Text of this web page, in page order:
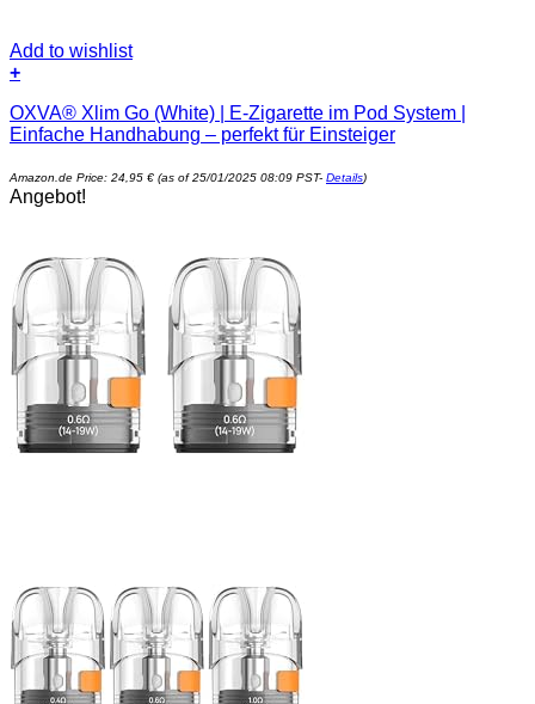
Add to wishlist
+
OXVA® Xlim Go (White) | E-Zigarette im Pod System |
Einfache Handhabung – perfekt für Einsteiger
Amazon.de Price: 24,95 € (as of 25/01/2025 08:09 PST- Details)
Angebot!